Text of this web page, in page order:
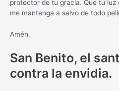
protector de tu gracia. Que tu luz
me mantenga a salvo de todo
Amén.
San Benito, el
contra la envidia.